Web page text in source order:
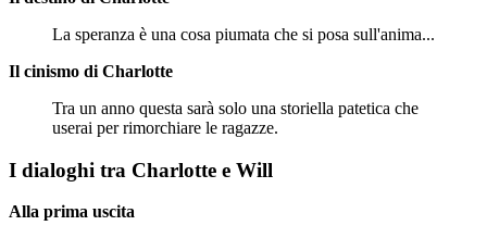
La speranza è una cosa piumata che si posa sull'anima...
Il cinismo di Charlotte
Tra un anno questa sarà solo una storiella patetica che
userai per rimorchiare le ragazze.
I dialoghi tra Charlotte e Will
Alla prima uscita